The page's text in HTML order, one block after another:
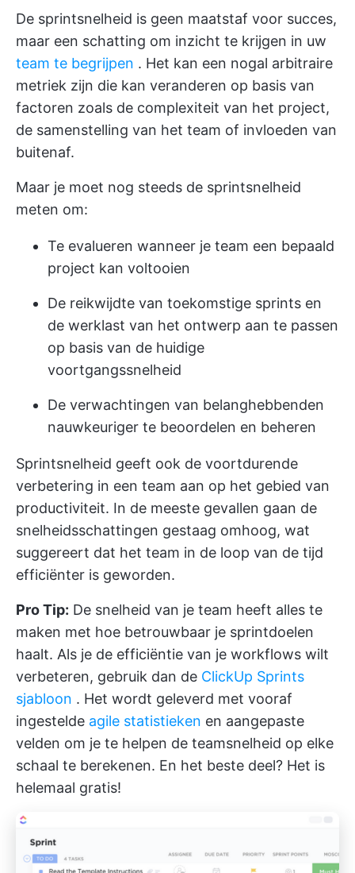
De sprintsnelheid is geen maatstaf voor succes,
maar een schatting om inzicht te krijgen in uw
team te begrijpen . Het kan een nogal arbitraire
metriek zijn die kan veranderen op basis van
factoren zoals de complexiteit van het project,
de samenstelling van het team of invloeden van
buitenaf.
Maar je moet nog steeds de sprintsnelheid
meten om:
Te evalueren wanneer je team een bepaald
project kan voltooien
De reikwijdte van toekomstige sprints en
de werklast van het ontwerp aan te passen
op basis van de huidige
voortgangssnelheid
De verwachtingen van belanghebbenden
nauwkeuriger te beoordelen en beheren
Sprintsnelheid geeft ook de voortdurende
verbetering in een team aan op het gebied van
productiviteit. In de meeste gevallen gaan de
snelheidsschattingen gestaag omhoog, wat
suggereert dat het team in de loop van de tijd
efficiënter is geworden.
Pro Tip: De snelheid van je team heeft alles te
maken met hoe betrouwbaar je sprintdoelen
haalt. Als je de efficiëntie van je workflows wilt
verbeteren, gebruik dan de ClickUp Sprints
sjabloon . Het wordt geleverd met vooraf
ingestelde agile statistieken en aangepaste
velden om je te helpen de teamsnelheid op elke
schaal te berekenen. En het beste deel? Het is
helemaal gratis!